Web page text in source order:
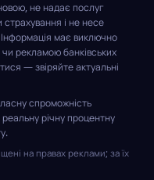
не надає послуг
і не несе
Інформація має виключно
рекламою банківських
— звіряйте актуальні
спроможність
річну процентну
на правах реклами; за їх